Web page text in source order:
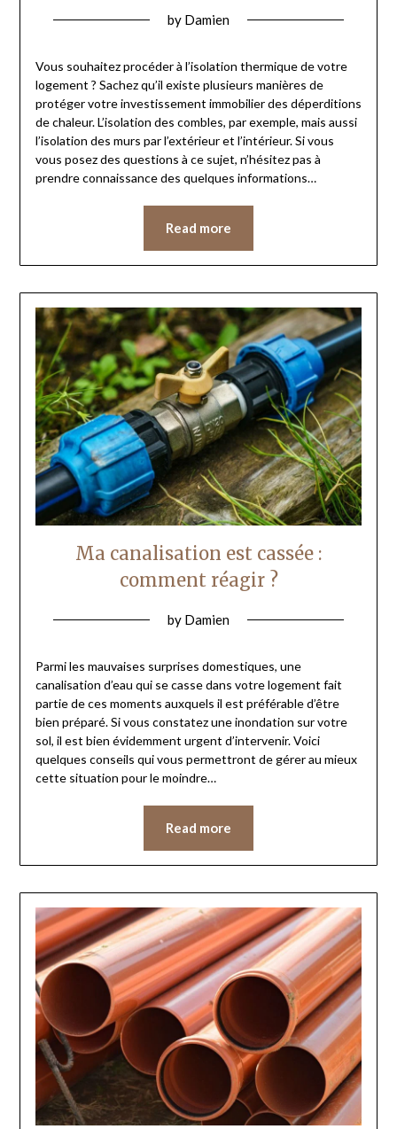
by Damien
Vous souhaitez procéder à l’isolation thermique de votre
logement ? Sachez qu’il existe plusieurs manières de
protéger votre investissement immobilier des déperditions
de chaleur. L’isolation des combles, par exemple, mais aussi
l’isolation des murs par l’extérieur et l’intérieur. Si vous
vous posez des questions à ce sujet, n’hésitez pas à
prendre connaissance des quelques informations…
Read more
Ma canalisation est cassée :
comment réagir ?
by Damien
Parmi les mauvaises surprises domestiques, une
canalisation d’eau qui se casse dans votre logement fait
partie de ces moments auxquels il est préférable d’être
bien préparé. Si vous constatez une inondation sur votre
sol, il est bien évidemment urgent d’intervenir. Voici
quelques conseils qui vous permettront de gérer au mieux
cette situation pour le moindre…
Read more